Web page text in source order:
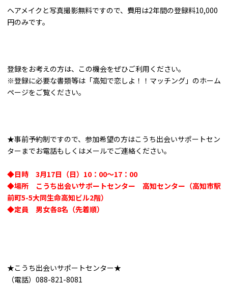
ヘアメイクと写真撮影無料ですので、費用は2年間の登録料10,000
円のみです。
登録をお考えの方は、この機会をぜひご利用ください。
※登録に必要な書類等は「高知で恋しよ！！マッチング」のホーム
ページをご覧ください。
★事前予約制ですので、参加希望の方はこうち出会いサポートセン
ターまでお電話もしくはメールでご連絡ください。
◆日時 3月17日（日）10：00～17：00
◆場所 こうち出会いサポートセンター 高知センター（高知市駅
前町5-5大同生命高知ビル2階）
◆定員 男女各8名（先着順）
★こうち出会いサポートセンター★
（電話）088-821-8081